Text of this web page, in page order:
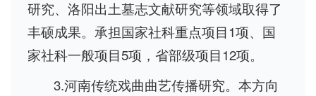
研究、洛阳出土墓志文献研究等领域取得了
丰硕成果。承担国家社科重点项目1项、国
家社科一般项目5项，省部级项目12项。
3.河南传统戏曲曲艺传播研究。本方向